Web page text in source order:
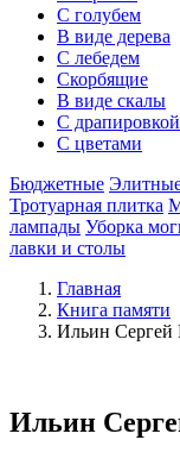
С голубем
В виде дерева
С лебедем
Скорбящие
В виде скалы
С драпировкой
С цветами
Бюджетные
Тротуарная плитка
лампады Уборка
лавки и столы
Главная
Книга памяти
Ильин Сергей
Ильин